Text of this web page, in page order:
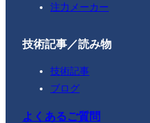
注力メーカー
技術記事／読み物
技術記事
ブログ
よくあるご質問